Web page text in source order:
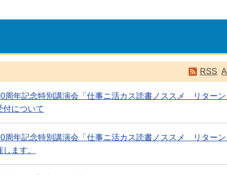
RSS
周年記念特別講演会「仕事ニ活カス読書ノススメ リターン
付について
周年記念特別講演会「仕事ニ活カス読書ノススメ リターン
ます。